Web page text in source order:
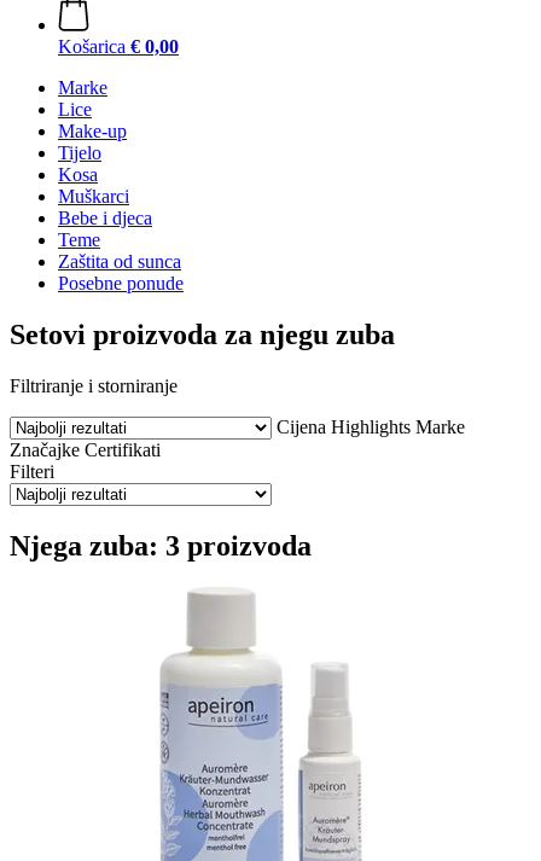
Košarica € 0,00
Marke
Lice
Make-up
Tijelo
Kosa
Muškarci
Bebe i djeca
Teme
Zaštita od sunca
Posebne ponude
Setovi proizvoda za njegu zuba
Filtriranje i storniranje
Cijena Highlights Marke
Značajke Certifikati
Filteri
Njega zuba: 3 proizvoda